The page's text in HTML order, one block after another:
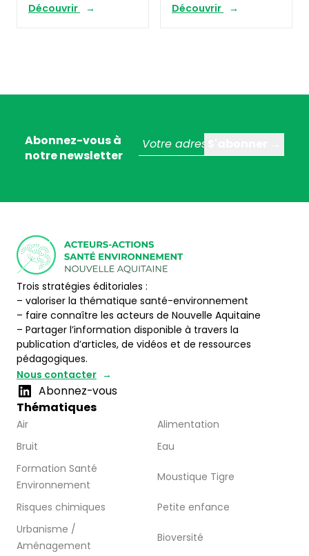
Découvrir Découvrir
Abonnez-vous à
notre newsletter
Trois stratégies éditoriales :
– valoriser la thématique santé-environnement
– faire connaître les acteurs de Nouvelle Aquitaine
– Partager l’information disponible à travers la
publication d’articles, de vidéos et de ressources
pédagogiques.
Nous contacter
Abonnez-vous
Thématiques
Air
Alimentation
Bruit
Eau
Formation Santé
Environnement
Moustique Tigre
Risques chimiques
Petite enfance
Urbanisme /
Aménagement
Bioversité